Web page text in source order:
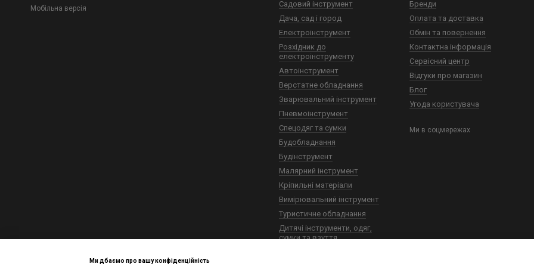
Мобільна версія
Садовий інструмент
Дача, сад і город
Електроінструмент
Розхідник до
електроінструменту
Автоінструмент
Верстатне обладнання
Зварювальний інструмент
Пневмоінструмент
Спецодяг та сумки
Будобладнання
Будінструмент
Малярний інструмент
Кріпильні матеріали
Вимірювальний інструмент
Туристичне обладнання
Дитячі інструменти, одяг,
сумки та взуття
Бренди
Оплата та доставка
Обмін та повернення
Контактна інформація
Сервісний центр
Відгуки про магазин
Блог
Угода користувача
Ми в соцмережах
Ми дбаємо про вашу конфіденційність